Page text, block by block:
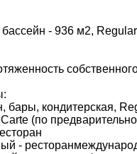
- 936 м2,
бары, кондитерская,
(по
-
MAIL